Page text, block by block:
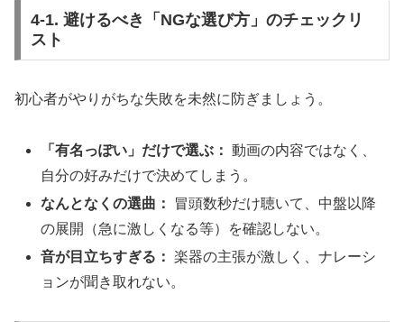
4-1. 避けるべき「NGな選び方」のチェックリ
スト
初心者がやりがちな失敗を未然に防ぎましょう。
「有名っぽい」だけで選ぶ： 動画の内容ではなく、
自分の好みだけで決めてしまう。
なんとなくの選曲：
冒頭数秒だけ聴いて、中盤以降
の展開（急に激しくなる等）を確認しない。
音が目立ちすぎる： 楽器の主張が激しく、ナレーシ
ョンが聞き取れない。